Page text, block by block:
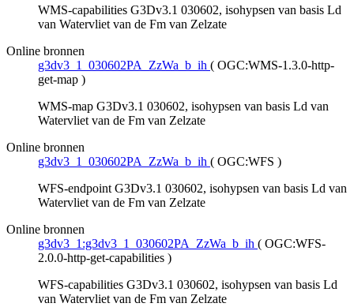
WMS-capabilities G3Dv3.1 030602, isohypsen van basis Ld
van Watervliet van de Fm van Zelzate
Online bronnen
g3dv3_1_030602PA_ZzWa_b_ih ( OGC:WMS-1.3.0-http-
get-map )
WMS-map G3Dv3.1 030602, isohypsen van basis Ld van
Watervliet van de Fm van Zelzate
Online bronnen
g3dv3_1_030602PA_ZzWa_b_ih ( OGC:WFS )
WFS-endpoint G3Dv3.1 030602, isohypsen van basis Ld van
Watervliet van de Fm van Zelzate
Online bronnen
g3dv3_1:g3dv3_1_030602PA_ZzWa_b_ih ( OGC:WFS-
2.0.0-http-get-capabilities )
WFS-capabilities G3Dv3.1 030602, isohypsen van basis Ld
van Watervliet van de Fm van Zelzate